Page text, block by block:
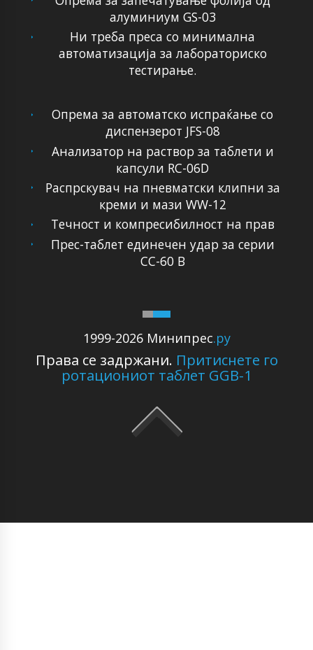
алуминиум GS-03
Ни треба преса со минимална
автоматизација за лабораториско
тестирање.
1999-2026 Минипрес.ру
Права се задржани. Притиснете го
ротациониот таблет GGB-1
Опрема за автоматско испраќање со
диспензерот JFS-08
Анализатор на раствор за таблети и
капсули RC-06D
Распрскувач на пневматски клипни за
креми и мази WW-12
Течност и компресибилност на прав
Прес-таблет единечен удар за серии
CC-60 B